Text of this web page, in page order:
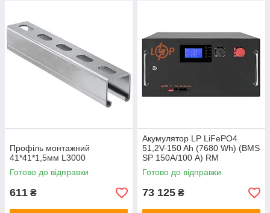
Профіль монтажний
41*41*1,5мм L3000
Готово до відправки
611 ₴
Акумулятор LP LiFePO4
51,2V-150 Ah (7680 Wh) (BMS
SP 150A/100 А) RM
RS485/CAN LCD BL
Готово до відправки
73 125 ₴